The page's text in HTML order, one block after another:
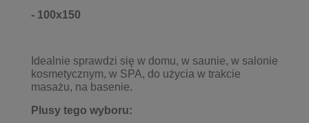
- 100x150
Idealnie sprawdzi się w domu, w saunie, w salonie
kosmetycznym, w SPA, do użycia w trakcie
masażu, na basenie.
Plusy tego wyboru: